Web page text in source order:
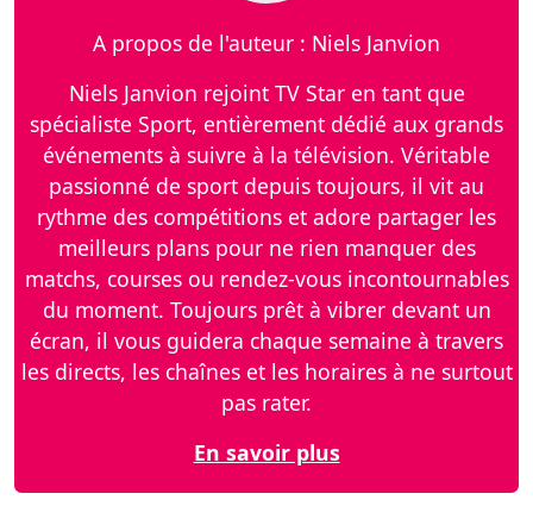
A propos de l'auteur : Niels Janvion
Niels Janvion rejoint TV Star en tant que
spécialiste Sport, entièrement dédié aux grands
événements à suivre à la télévision. Véritable
passionné de sport depuis toujours, il vit au
rythme des compétitions et adore partager les
meilleurs plans pour ne rien manquer des
matchs, courses ou rendez-vous incontournables
du moment. Toujours prêt à vibrer devant un
écran, il vous guidera chaque semaine à travers
les directs, les chaînes et les horaires à ne surtout
pas rater.
En savoir plus